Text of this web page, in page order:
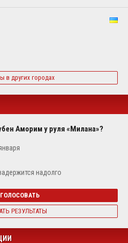
в других городах
Аморим у руля «Милана»?
надолго
РЕЗУЛЬТАТЫ